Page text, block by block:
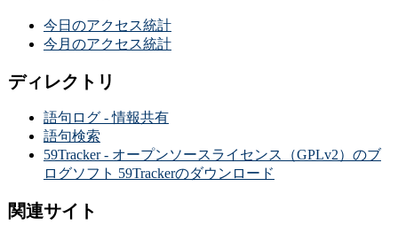
今日のアクセス統計
今月のアクセス統計
ディレクトリ
語句ログ - 情報共有
語句検索
59Tracker - オープンソースライセンス（GPLv2）のブ
ログソフト 59Trackerのダウンロード
関連サイト